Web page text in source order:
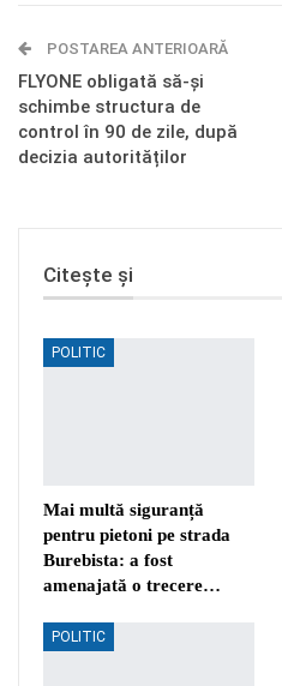
Telegram OK.ru
POSTAREA ANTERIOARĂ
FLYONE obligată să-și
schimbe structura de
control în 90 de zile, după
decizia autorităților
Citește și
POLITIC
Mai multă siguranță
pentru pietoni pe strada
Burebista: a fost
amenajată o trecere…
POLITIC